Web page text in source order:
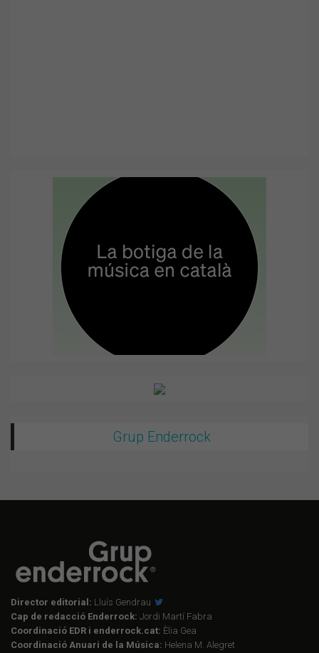
Grup Enderrock
Director editorial: Lluís Gendrau
Cap de redacció Enderrock: Jordi Martí Fabra
Coordinació EDR i enderrock.cat: Èlia Gea
Coordinació Anuari de la Música: Helena M. Alegret